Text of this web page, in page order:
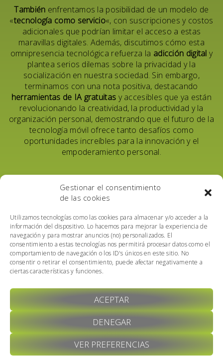
Gestionar el consentimiento
de las cookies
Utilizamos tecnologías como las cookies para almacenar y/o acceder a la
información del dispositivo. Lo hacemos para mejorar la experiencia de
navegación y para mostrar anuncios (no) personalizados. El
consentimiento a estas tecnologías nos permitirá procesar datos como el
comportamiento de navegación o los ID's únicos en este sitio. No
consentir o retirar el consentimiento, puede afectar negativamente a
ciertas características y funciones.
ACEPTAR
DENEGAR
VER PREFERENCIAS
También enfrentamos la posibilidad de un modelo de
«tecnología como servicio«, con suscripciones y costos
adicionales que podrían limitar el acceso a estas
maravillas digitales. Además, discutimos cómo esta
omnipresencia tecnológica refuerza la adicción digital y
plantea serios dilemas sobre la privacidad y la
socialización en nuestra sociedad. Sin embargo,
terminamos con una nota positiva, destacando
herramientas de IA gratuitas y accesibles que ya están
revolucionando la creatividad, la productividad y la
organización personal, demostrando que el futuro de la
tecnología móvil ofrece tanto desafíos como
oportunidades increíbles para la innovación y el
empoderamiento personal.
Table of Contents